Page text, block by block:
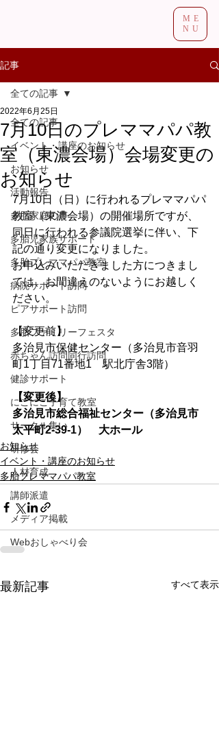
ME
NU
記事
全ての記事
イベント・講座のお知らせ
お知らせ
活動報告
多胎家庭の声
多胎児家族サポート
多胎プレママパパ教室
病院サポート訪問
ピアサポート訪問
多胎ファミリーフェスタ
赤ちゃん訪問同行訪問
健診サポート
にこにこ子育て教室
サークル集い
研修会
人材育成
講師派遣
メディア掲載
Webおしゃべり会
全ての記事
7月10日のプレママパパ教
室（東濃会場）会場変更の
お知らせ
2022年6月25日
7月10日（日）に行われるプレママパパ
教室（東濃会場）の開催場所ですが、
同日に行われる参議院選挙に伴い、下
記の通り変更になりました。
お申込みいただきました方につきまし
ては、お間違えのないようにお越しく
ださい。
【変更前】
多治見市保健センター（多治見市音羽
町1丁目71番地1　駅北庁舎3階）
【変更後】
多治見市総合福祉センター（多治見市
太平町2-39-1）　大ホール
お知らせ
イベント・講座のお知らせ
多胎プレママパパ教室
最新記事 すべて表示